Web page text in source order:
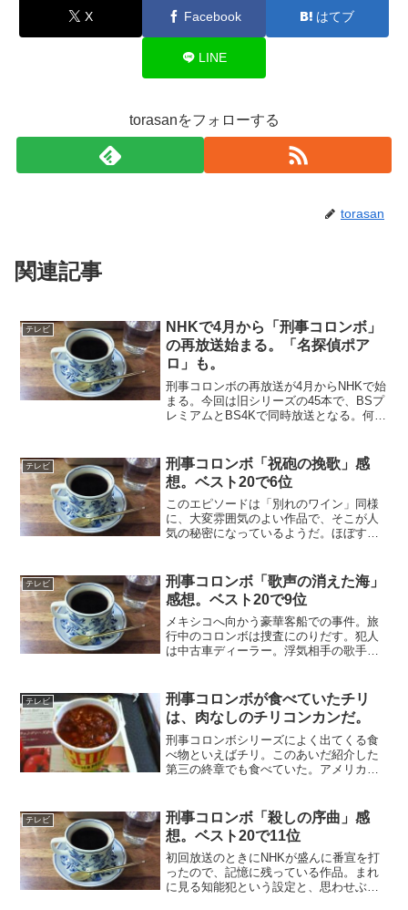
X Facebook はてブ
LINE
torasanをフォローする
torasan
関連記事
テレビ
NHKで4月から「刑事コロンボ」
の再放送始まる。「名探偵ポア
ロ」も。
刑事コロンボの再放送が4月からNHKで始
まる。今回は旧シリーズの45本で、BSプ
レミアムとBS4Kで同時放送となる。何度
まいそうだ。刑事コロンボ（旧シリーズ
全45回）B...
テレビ
刑事コロンボ「祝砲の挽歌」感
想。ベスト20で6位
このエピソードは「別れのワイン」同様
に、大変雰囲気のよい作品で、そこが人
気の秘密になっているようだ。ほぼすべ
的に気品のある感じをもたせている。犯
人役のパトリック・マクグ...
テレビ
刑事コロンボ「歌声の消えた海」
感想。ベスト20で9位
メキシコへ向かう豪華客船での事件。旅
行中のコロンボは捜査にのりだす。犯人
は中古車ディーラー。浮気相手の歌手か
わない点から証拠を見つけ出そうとす
る。犯罪のトリックとしては...
テレビ
刑事コロンボが食べていたチリ
は、肉なしのチリコンカンだ。
刑事コロンボシリーズによく出てくる食
べ物といえばチリ。このあいだ紹介した
第三の終章でも食べていた。アメリカで
ンとう名前で見かけるようになった。70
年代には、どんな料理か...
テレビ
刑事コロンボ「殺しの序曲」感
想。ベスト20で11位
初回放送のときにNHKが盛んに番宣を打
ったので、記憶に残っている作品。まれ
に見る知能犯という設定と、思わせぶり